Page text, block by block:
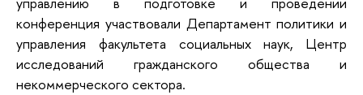
конференция участвовали Департамент политики и
управления факультета социальных наук, Центр
исследований гражданского общества и
некоммерческого сектора.